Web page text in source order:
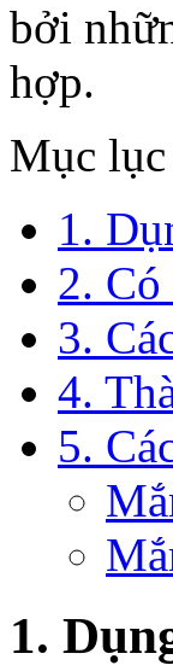
bởi
hợp.
Mục lục
1.
2.
3.
4.
5.
1.